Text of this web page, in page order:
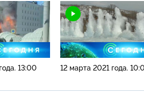
13:00 12 марта 2021 года.